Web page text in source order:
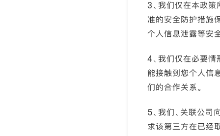
3、我们仅在本政
准的安全防护措施
个人信息泄露等安
4、我们仅在必要情
能接触到您个人信
们的合作关系。
5、我们、关联公司
求该第三方在已经